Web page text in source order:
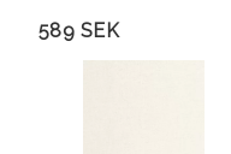
589 SEK